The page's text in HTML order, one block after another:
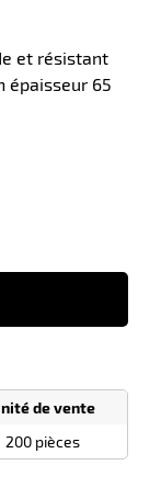
et résistant
épaisseur 65
de vente
200 pièces